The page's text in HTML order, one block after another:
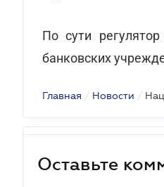
По сути
банковских
Главная / Новости /
Оставьте